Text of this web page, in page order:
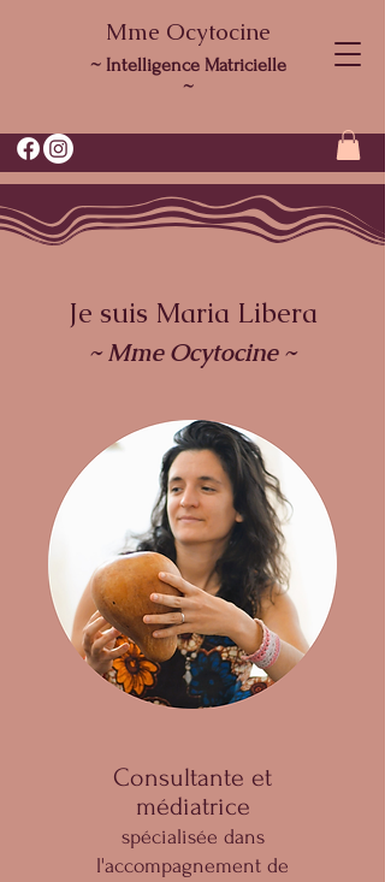
Mme Ocytocine
~ Intelligence Matricielle
~
Je suis Maria Libera
~ Mme Ocytocine ~
Consultante et
médiatrice
spécialisée dans
l'accompagnement de